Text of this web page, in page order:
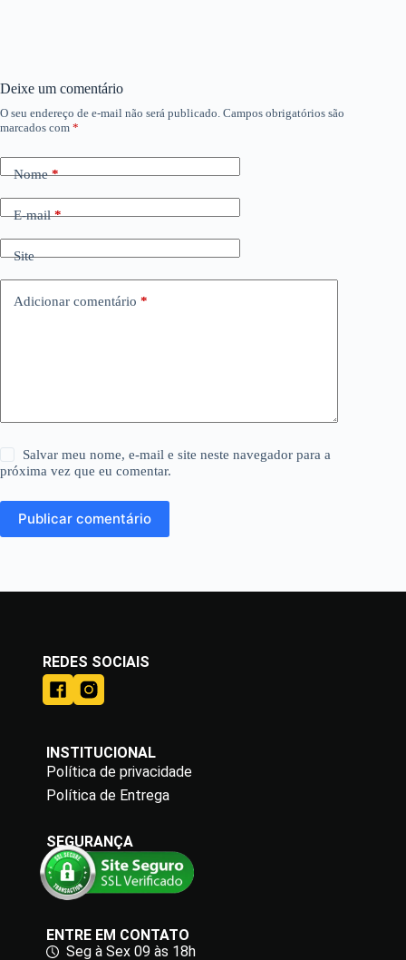
Deixe um comentário
O seu endereço de e-mail não será publicado. Campos obrigatórios são
marcados com *
Nome*
E-mail*
Site
Adicionar comentário *
Salvar meu nome, e-mail e site neste navegador para a
próxima vez que eu comentar.
Publicar comentário
REDES SOCIAIS
INSTITUCIONAL
Política de privacidade
Política de Entrega
SEGURANÇA
ENTRE EM CONTATO
Seg à Sex 09 às 18h